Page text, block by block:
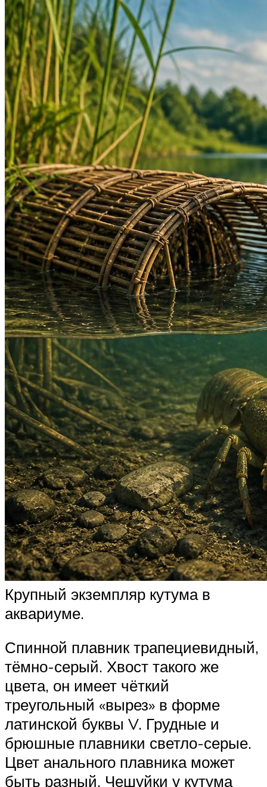
Крупный экземпляр кутума в
аквариуме.
Спинной плавник трапециевидный,
тёмно-серый. Хвост такого же
цвета, он имеет чёткий
треугольный «вырез» в форме
латинской буквы V. Грудные и
брюшные плавники светло-серые.
Цвет анального плавника может
быть разный. Чешуйки у кутума